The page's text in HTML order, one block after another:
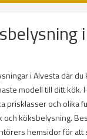
i Alvesta där du
modell till ditt kök.
prisklasser och olika
och köksbelysning.
hemsidor för att